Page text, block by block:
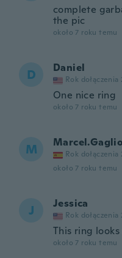
complete
the pic
około 7 roku temu
D Daniel
Rok dołączenia
One nice ring
około 7 roku temu
M Rok dołączenia
około 7 roku temu
J Jessica
Rok dołączenia
This ring
około 7 roku temu